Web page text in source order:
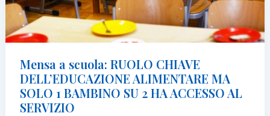
andare
a
dormire
Mensa a scuola: RUOLO CHIAVE
DELL’EDUCAZIONE ALIMENTARE MA
SOLO 1 BAMBINO SU 2 HA ACCESSO AL
SERVIZIO